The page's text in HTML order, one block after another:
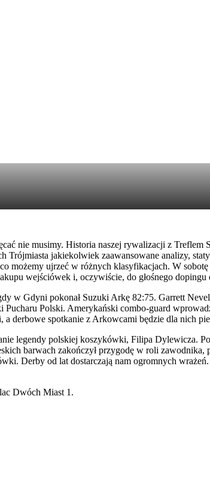
nie musimy. Historia naszej rywalizacji z
Trójmiasta jakiekolwiek zaawansowane analizy,
możemy ujrzeć w różnych klasyfikacjach. W
wejściówek i, oczywiście, do głośnego
w Gdyni pokonał Suzuki Arkę 82:75. Garrett
Polski. Amerykański combo-guard
derbowe spotkanie z Arkowcami będzie dla nich
legendy polskiej koszykówki, Filipa Dylewicza.
barwach zakończył przygodę w roli
Derby od lat dostarczają nam ogromnych wrażeń.
Dwóch Miast 1.